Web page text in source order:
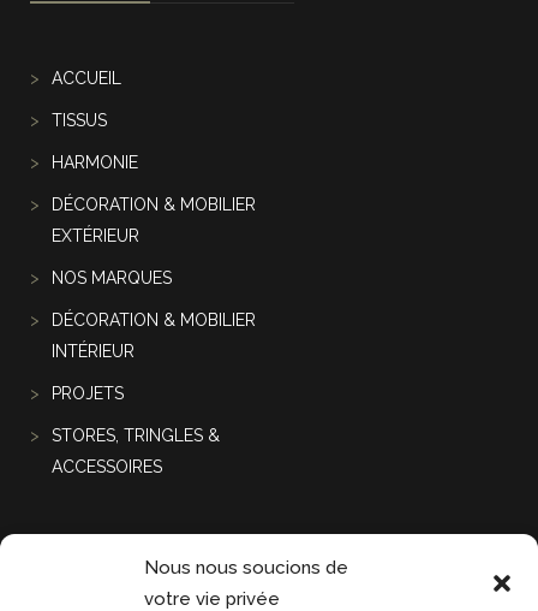
Nous nous soucions de
votre vie privée
ACCUEIL
TISSUS
HARMONIE
DÉCORATION & MOBILIER
EXTÉRIEUR
NOS MARQUES
DÉCORATION & MOBILIER
INTÉRIEUR
PROJETS
STORES, TRINGLES &
ACCESSOIRES
Projets récentes